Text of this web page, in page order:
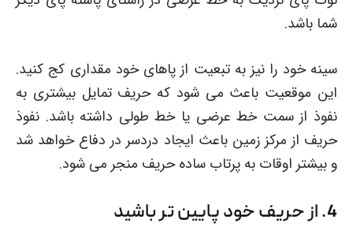
شما باشد.
سینه خود را نیز به تبعیت از پاهای خود مقداری کج کنید.
این موقعیت باعث می شود که حریف تمایل بیشتری به
نفوذ از سمت خط عرضی یا خط طولی داشته باشد. نفوذ
حریف از مرکز زمین باعث ایجاد دردسر در دفاع خواهد شد
و بیشتر اوقات به پرتاب ساده حریف منجر می شود.
4. از حریف خود پایین تر باشید